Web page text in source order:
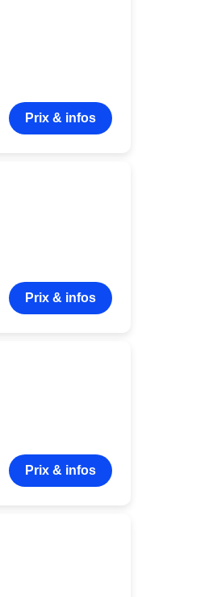
Prix & infos
Prix & infos
Prix & infos